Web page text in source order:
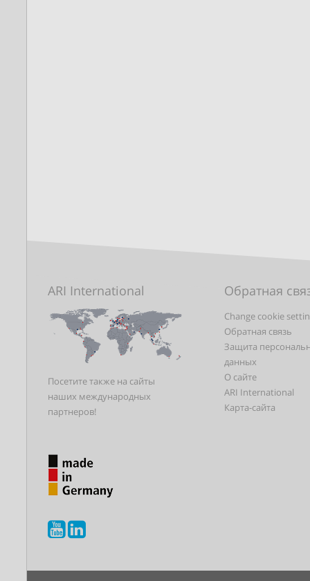
ARI International
Посетите также на сайты
наших международных
партнеров!
Обратная
Change cookie
Обратная связь
Защита
данных
О сайте
ARI International
Карта-сайта